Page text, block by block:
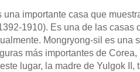
una importante casa que
1910). Es una de las casas
Mongryong-sil es una
más importantes de
lugar, la madre de Yulgok II,